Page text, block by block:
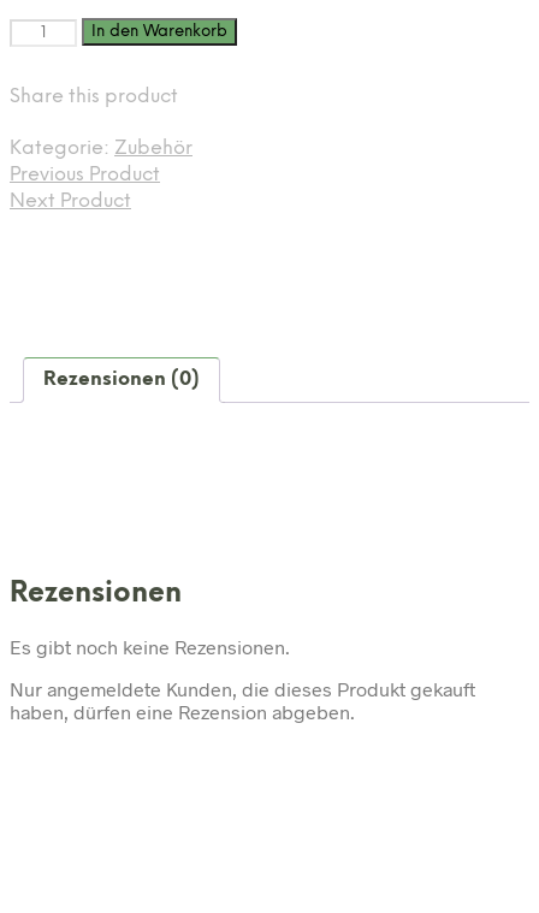
TreeLove
Frischhaltemittel
In den Warenkorb
Share this product
Kategorie: Zubehör
Previous Product
Next Product
Rezensionen (0)
Rezensionen
Es gibt noch keine Rezensionen.
Nur angemeldete Kunden, die dieses Produkt gekauft
haben, dürfen eine Rezension abgeben.